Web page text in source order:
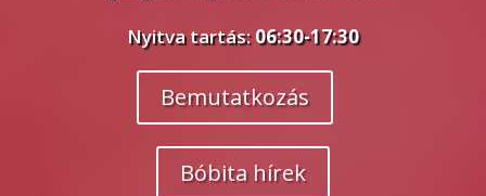
Nyitva tartás:06:30-17:30
Bemutatkozás
Bóbita hírek